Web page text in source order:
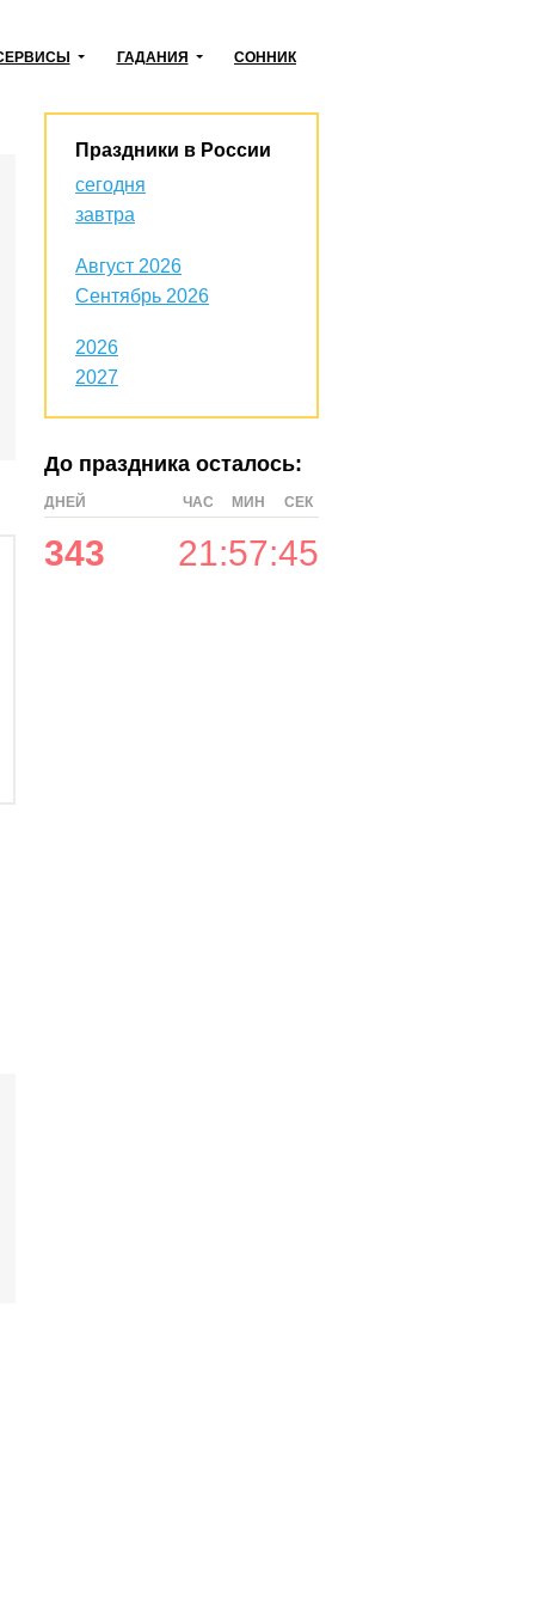
ГАДАНИЯ СОННИК
Праздники в России
сегодня
завтра
Август 2026
Сентябрь 2026
2026
2027
До праздника осталось:
ДНЕЙ ЧАС МИН СЕК
343 21:57:44